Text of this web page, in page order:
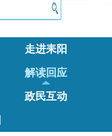
走进耒阳
解读回应
政民互动